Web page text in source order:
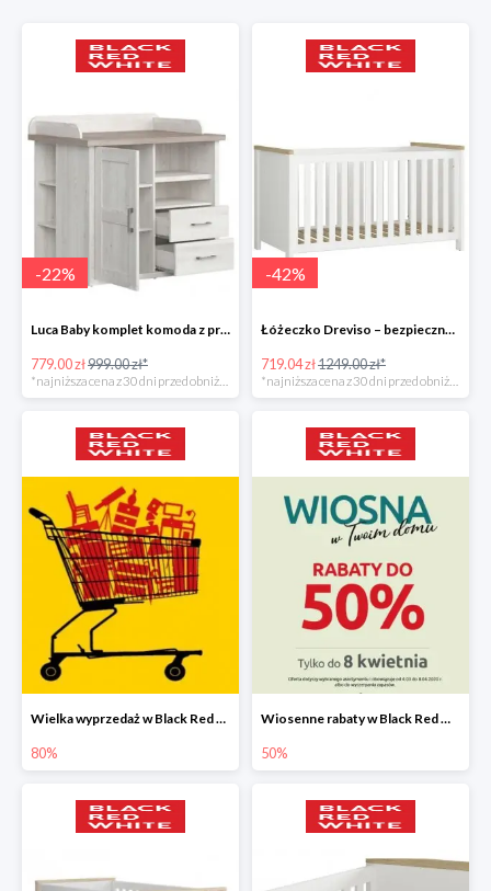
-22%
Luca Baby komplet komoda z przewijakiem
779.00 zł999.00 zł*
*najniższa cena z 30 dni przed obniżką
-42%
Łóżeczko Dreviso – bezpieczny i spokojny sen maluszka
719.04 zł1249.00 zł*
*najniższa cena z 30 dni przed obniżką
Wielka wyprzedaż w Black Red White - dodatki i oświetlenie do -80%
80%
Wiosenne rabaty w Black Red White do -50%
50%